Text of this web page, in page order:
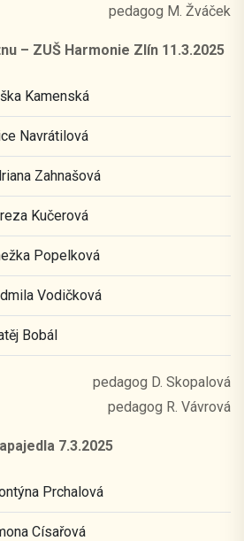
pedagog M. Žváček
– ZUŠ Harmonie Zlín 11.3.2025
Kamenská
Navrátilová
Zahnašová
Kučerová
Popelková
Vodičková
Bobál
pedagog D. Skopalová
pedagog R. Vávrová
7.3.2025
Prchalová
Císařová